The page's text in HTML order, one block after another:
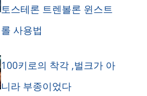
토스테론 트렌볼론 윈스트
롤 사용법
100키로의 착각 ,벌크가 아
니라 부종이었다